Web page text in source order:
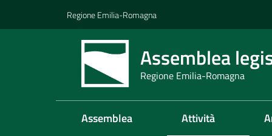
Regione Emilia-Romagna
Assemblea
Regione Emilia-Romagna
Assemblea Attività